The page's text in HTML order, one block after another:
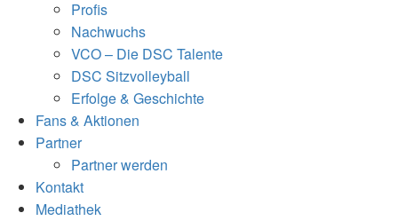
Profis
Nachwuchs
VCO – Die DSC Talente
DSC Sitzvolleyball
Erfolge & Geschichte
Fans & Aktionen
Partner
Partner werden
Kontakt
Mediathek